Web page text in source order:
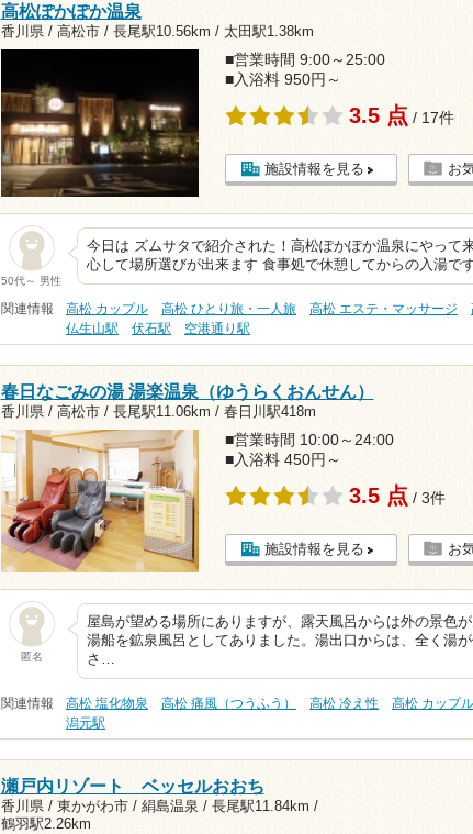
高松ぽかぽか温泉
香川県 / 高松市 / 長尾駅10.56km / 太田駅1.38km
■営業時間 9:00～25:00
■入浴料 950円～
3.5 点 / 17件
施設情報を見る お
50代～ 男性
今日は ズムサタで紹介された！高松ぽかぽか温泉にやって
心して場所選びが出来ます 食事処で休憩してからの入湯で
関連情報 高松 カップル 高松 ひとり旅・一人旅 高松 エステ・マッサージ
仏生山駅
伏石駅 空港通り駅
春日なごみの湯 湯楽温泉（ゆうらくおんせん）
香川県 / 高松市 / 長尾駅11.06km / 春日川駅418m
■営業時間 10:00～24:00
■入浴料 450円～
3.5 点 / 3件
施設情報を見る お
匿名
屋島が望める場所にありますが、露天風呂からは外の景色
湯船を鉱泉風呂としてありました。湯出口からは、全く湯
さ…
関連情報 高松 塩化物泉 高松 痛風（つうふう） 高松 冷え性 高松 カップル
潟元駅
瀬戸内リゾート ベッセルおおち
香川県 / 東かがわ市 / 絹島温泉 / 長尾駅11.84km /
鶴羽駅2.26km